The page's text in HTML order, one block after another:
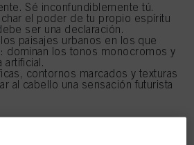
Sé inconfundiblemente tú.
el poder de tu propio espíritu
ser una declaración.
paisajes urbanos en los que
dominan los tonos monocromos y
artificial.
contornos marcados y texturas
al cabello una sensación futurista